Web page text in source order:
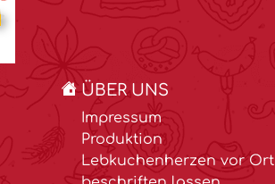
ÜBER UNS
Impressum
Produktion
Lebkuchenherzen vor Ort